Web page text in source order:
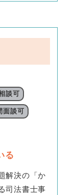
談可
面談可
る
解決の「か
司法書士事